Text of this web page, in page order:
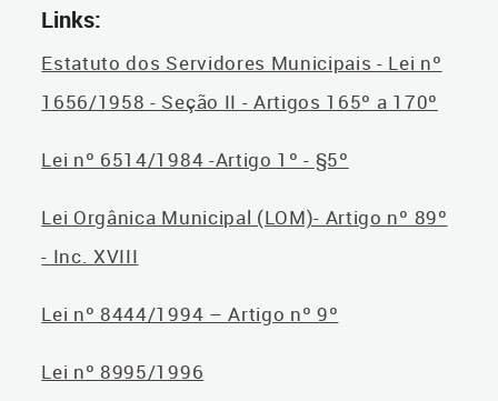
Links:
Estatuto dos Servidores Municipais - Lei nº
1656/1958 - Seção II - Artigos 165º a 170º
Lei nº 6514/1984 -Artigo 1º - §5º
Lei Orgânica Municipal (LOM)- Artigo nº 89º
- Inc. XVIII
Lei nº 8444/1994 – Artigo nº 9º
Lei nº 8995/1996